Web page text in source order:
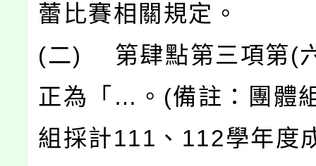
蕾比賽相關規定。
(二) 第肆點第三項第(
正為「…。(備註：團體
組採計111、112學年度